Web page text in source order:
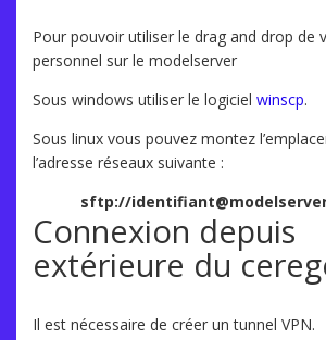
Pour pouvoir utiliser le drag and drop de
personnel sur le modelserver
Sous windows utiliser le logiciel winscp.
Sous linux vous pouvez montez
l’adresse réseaux suivante :
sftp://
Connexion depuis
extérieure du
Il est nécessaire de créer un tunnel VPN.